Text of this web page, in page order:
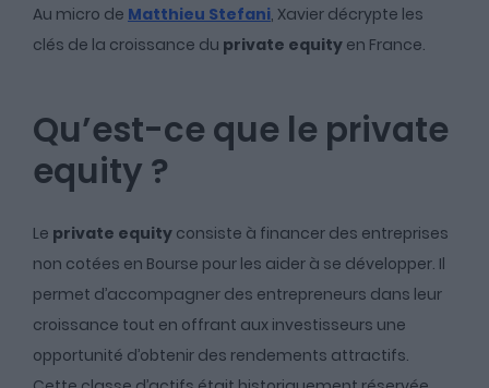
Au micro de Matthieu Stefani, Xavier décrypte les
clés de la croissance du private equity en France.
Qu’est-ce que le private
equity ?
Le private equity consiste à financer des entreprises
non cotées en Bourse pour les aider à se développer. Il
permet d’accompagner des entrepreneurs dans leur
croissance tout en offrant aux investisseurs une
opportunité d’obtenir des rendements attractifs.